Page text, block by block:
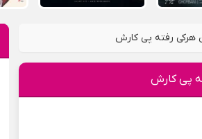
هرکی رفته پی کارش
پی کارش